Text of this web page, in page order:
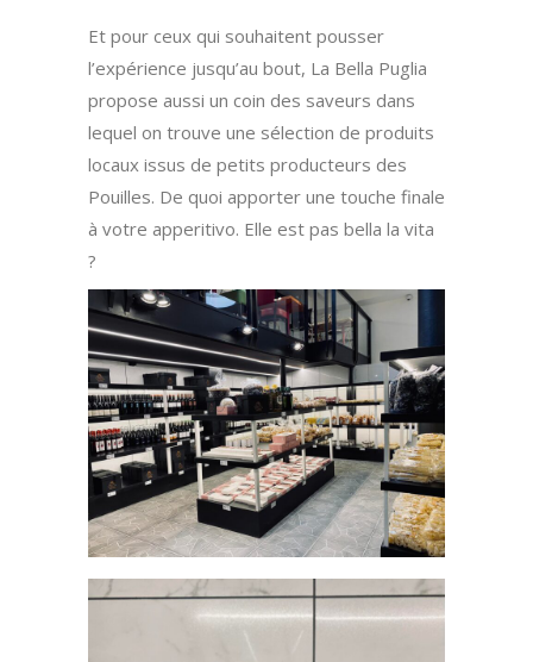
Et pour ceux qui souhaitent pousser
l’expérience jusqu’au bout, La Bella Puglia
propose aussi un coin des saveurs dans
lequel on trouve une sélection de produits
locaux issus de petits producteurs des
Pouilles. De quoi apporter une touche finale
à votre apperitivo. Elle est pas bella la vita
?